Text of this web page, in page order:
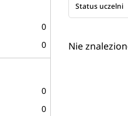
Status uczelni
Nie
0
0
0
0